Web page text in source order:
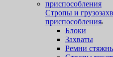
Стропы и
приспособления
Блоки
Захваты
Ремни